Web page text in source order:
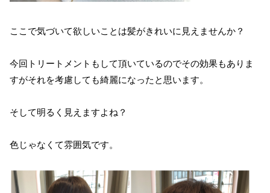
ここで気づいて欲しいことは髪がきれいに見えませんか？
今回トリートメントもして頂いているのでその効果もありま
すがそれを考慮しても綺麗になったと思います。
そして明るく見えますよね？
色じゃなくて雰囲気です。